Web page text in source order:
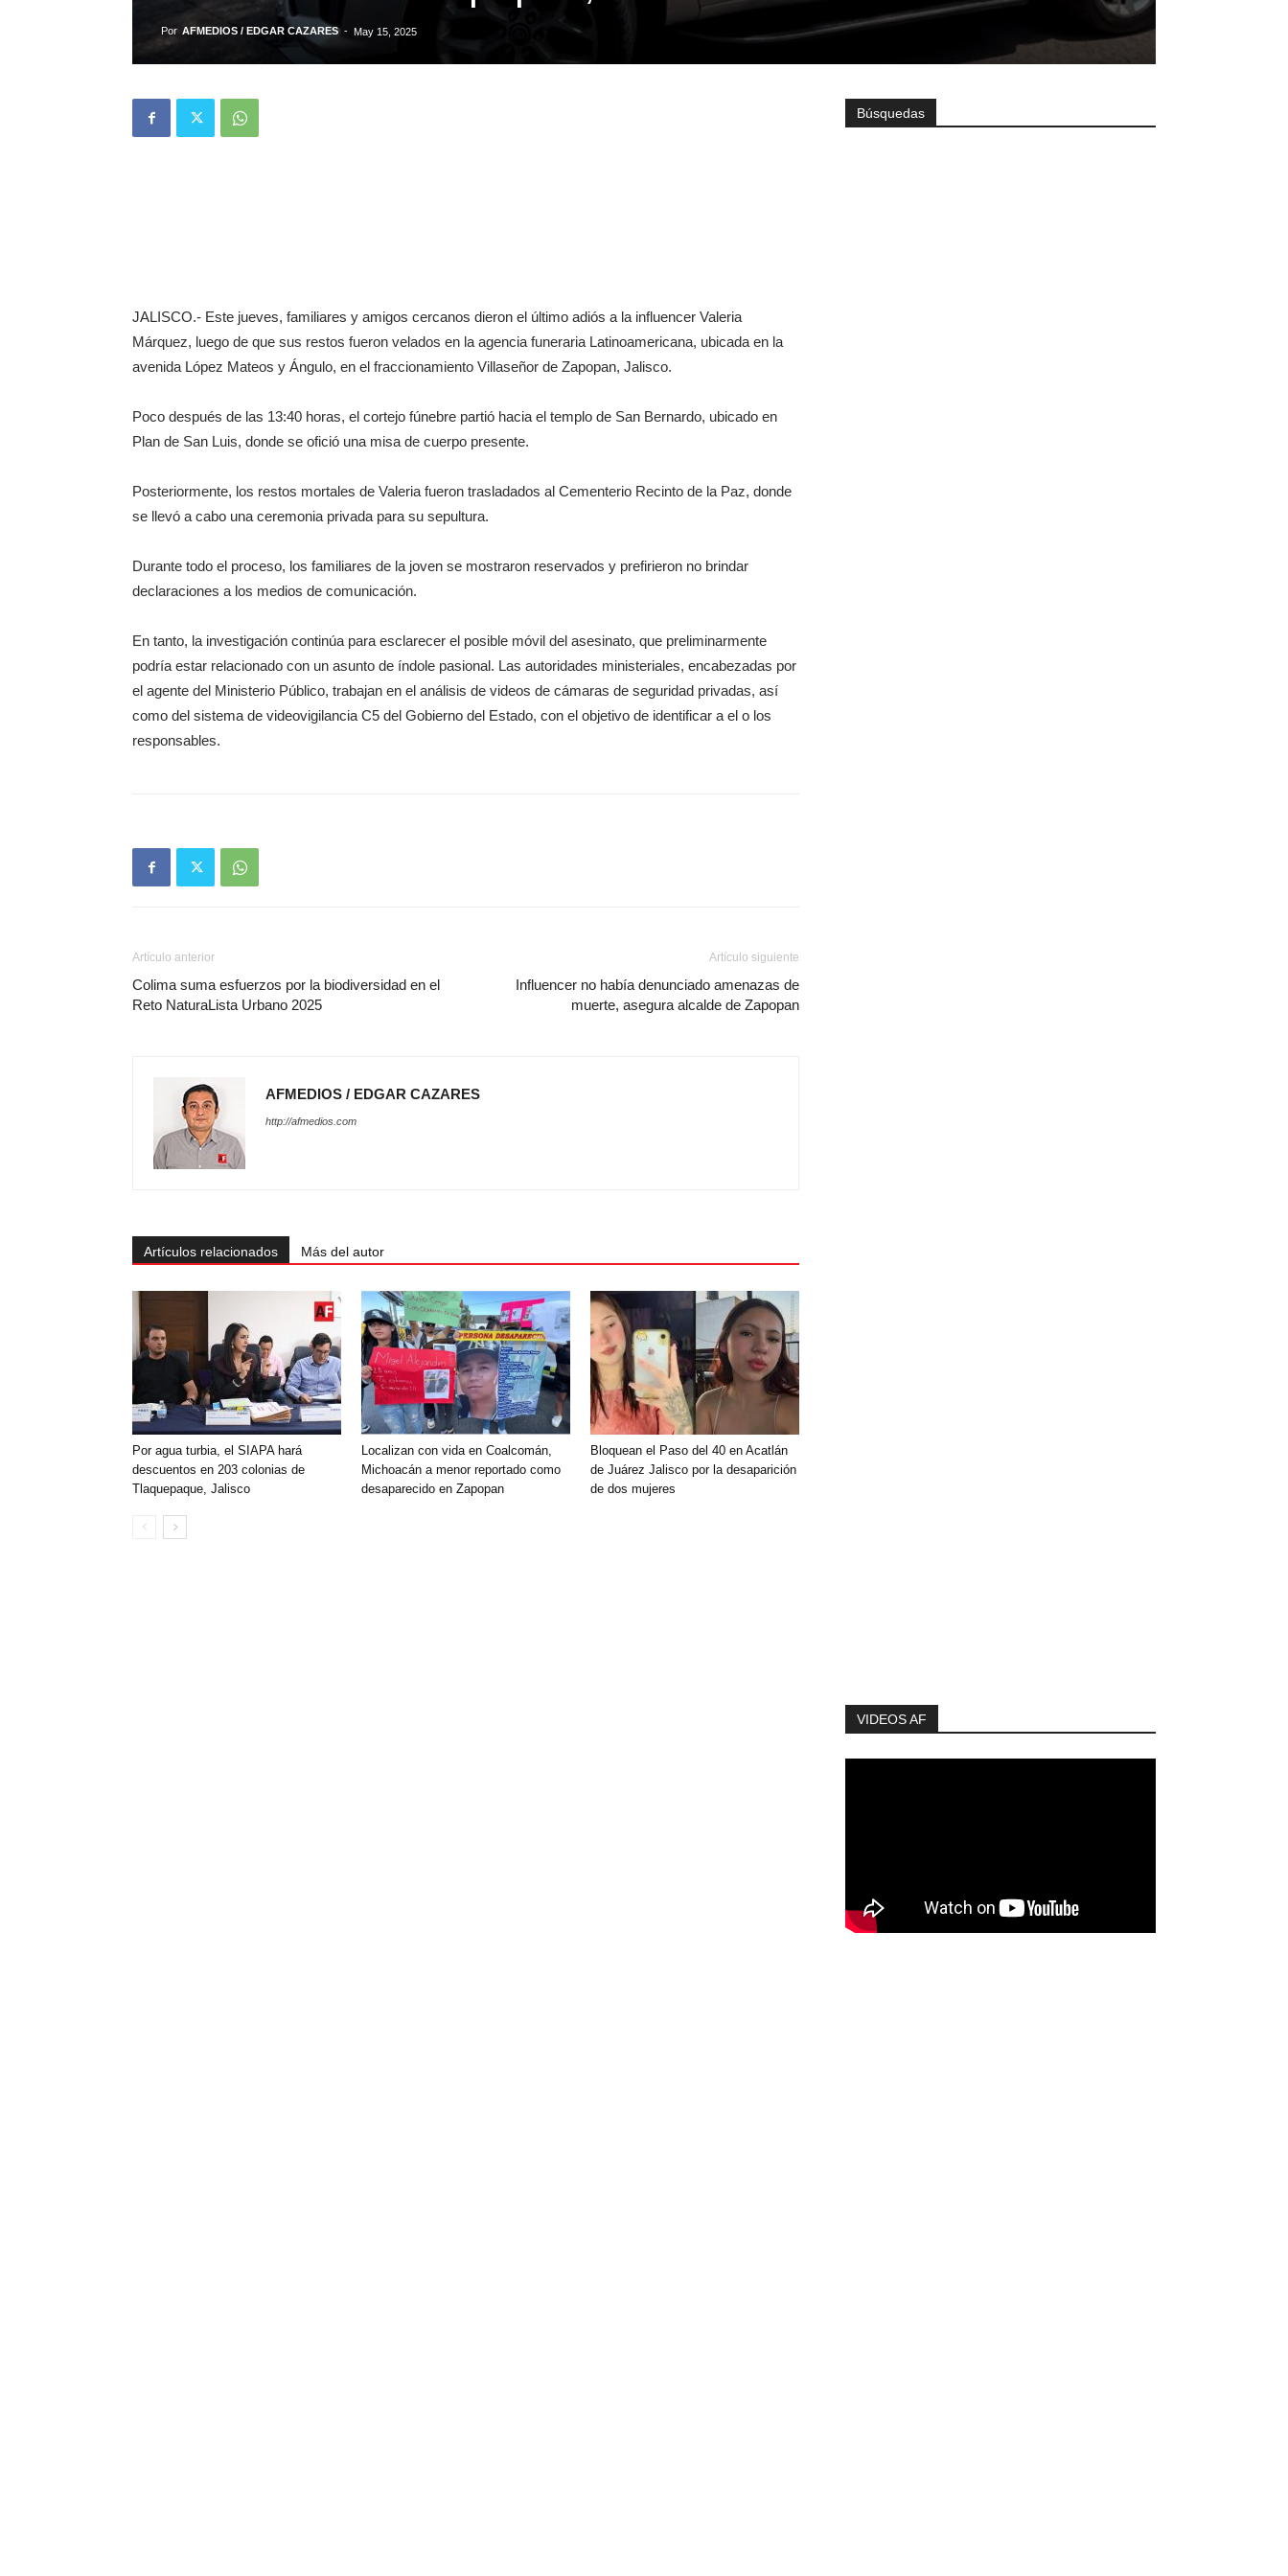
Por AFMEDIOS / EDGAR CAZARES - May 15, 2025
JALISCO.- Este jueves, familiares y amigos cercanos dieron el último adiós a la influencer Valeria
Márquez, luego de que sus restos fueron velados en la agencia funeraria Latinoamericana, ubicada en la
avenida López Mateos y Ángulo, en el fraccionamiento Villaseñor de Zapopan, Jalisco.
Poco después de las 13:40 horas, el cortejo fúnebre partió hacia el templo de San Bernardo, ubicado en
Plan de San Luis, donde se ofició una misa de cuerpo presente.
Posteriormente, los restos mortales de Valeria fueron trasladados al Cementerio Recinto de la Paz, donde
se llevó a cabo una ceremonia privada para su sepultura.
Durante todo el proceso, los familiares de la joven se mostraron reservados y prefirieron no brindar
declaraciones a los medios de comunicación.
En tanto, la investigación continúa para esclarecer el posible móvil del asesinato, que preliminarmente
podría estar relacionado con un asunto de índole pasional. Las autoridades ministeriales, encabezadas por
el agente del Ministerio Público, trabajan en el análisis de videos de cámaras de seguridad privadas, así
como del sistema de videovigilancia C5 del Gobierno del Estado, con el objetivo de identificar a el o los
responsables.
Artículo anterior
Colima suma esfuerzos por la biodiversidad en el
Reto NaturaLista Urbano 2025
Artículo siguiente
Influencer no había denunciado amenazas de
muerte, asegura alcalde de Zapopan
AFMEDIOS / EDGAR CAZARES
http://afmedios.com
Artículos relacionados Más del autor
Por agua turbia, el SIAPA hará
descuentos en 203 colonias de
Tlaquepaque, Jalisco
Localizan con vida en Coalcomán,
Michoacán a menor reportado como
desaparecido en Zapopan
Bloquean el Paso del 40 en Acatlán
de Juárez Jalisco por la desaparición
de dos mujeres
Búsquedas
VIDEOS AF